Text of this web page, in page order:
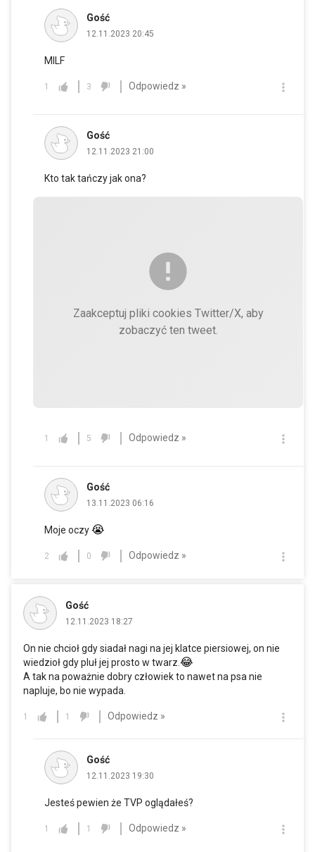
Gość
12.11.2023 20:45
MILF
1 3 Odpowiedz »
Gość
12.11.2023 21:00
Kto tak tańczy jak ona?
Zaakceptuj pliki cookies Twitter/X, aby
zobaczyć ten tweet.
1 5 Odpowiedz »
Gość
13.11.2023 06:16
Moje oczy😭
2 0 Odpowiedz »
Gość
12.11.2023 18:27
On nie chcioł gdy siadał nagi na jej klatce piersiowej, on nie
wiedzioł gdy pluł jej prosto w twarz. 😂
A tak na poważnie dobry człowiek to nawet na psa nie
napluje, bo nie wypada.
1 1 Odpowiedz »
Gość
12.11.2023 19:30
Jesteś pewien że TVP oglądałeś?
1 1 Odpowiedz »